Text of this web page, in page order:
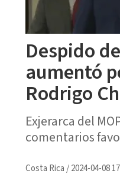
Despido
aumentó
Rodrigo
Exjerarca del
comentarios
Costa Rica /2024-04-08